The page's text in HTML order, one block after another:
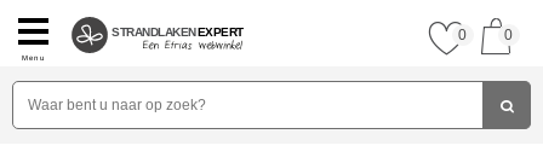
Menu
STRANDLAKENEXPERT 0 0